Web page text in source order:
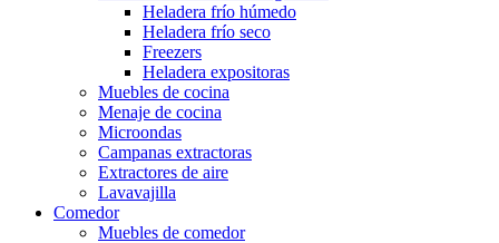
Heladera frío húmedo
Heladera frío seco
Freezers
Heladera expositoras
Muebles de cocina
Menaje de cocina
Microondas
Campanas extractoras
Extractores de aire
Lavavajilla
Comedor
Muebles de comedor